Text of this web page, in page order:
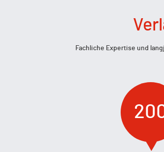
Fachliche Expertise und